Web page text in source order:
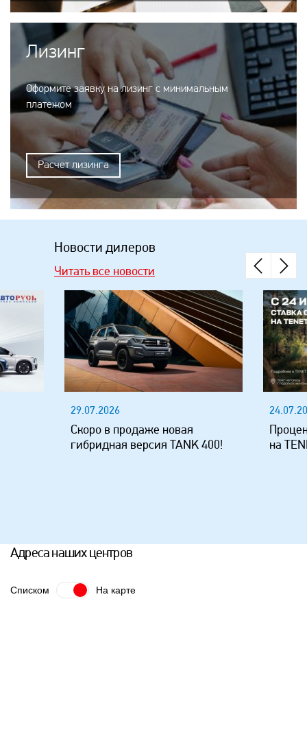
Лизинг
Оформите заявку на лизинг с минимальным
платежом
Расчет лизинга
Новости дилеров
Читать все новости
24.07.2026
Процентная ставка стала ниже
на TENET T4L
Уже у
Адреса наших центров
Списком На карте